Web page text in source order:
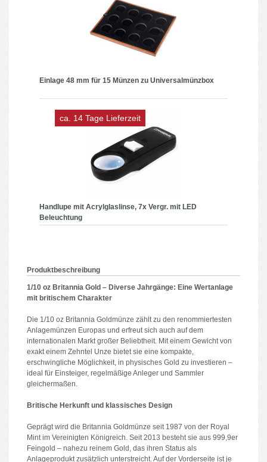
Einlage 48 mm für 15 Münzen zu Universalmünzbox
ca. 14 Tage Lieferzeit
Handlupe mit Acrylglaslinse, 7x Vergr. mit LED
Beleuchtung
Produktbeschreibung
1/10 oz Britannia Gold – Diverse Jahrgänge: Eine Wertanlage
mit britischem Charakter
Die 1/10 oz Britannia Goldmünze zählt zu den renommiertesten
Anlagemünzen Europas und erfreut sich auch auf dem
internationalen Markt großer Beliebtheit. Mit einem Gewicht von
exakt einem Zehntel Unze bietet sie eine kompakte,
erschwingliche Möglichkeit, in physisches Gold zu investieren –
ideal für Einsteiger, regelmäßige Anleger und Sammler
gleichermaßen.
Britische Herkunft und klassisches Design
Geprägt wird die Britannia Goldmünze seit 1987 von der Royal
Mint im Vereinigten Königreich. Seit 2013 besteht sie aus 999,9er
Feingold – nahezu reinem Gold, das ihren Status als
Anlageprodukt zusätzlich unterstreicht. Auf der Vorderseite ist je